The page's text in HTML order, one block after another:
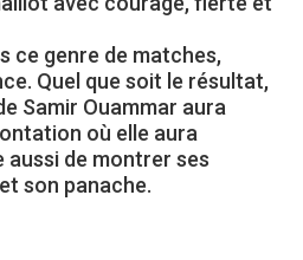
ce genre de matches,
Quel que soit le résultat,
Samir Ouammar aura
où elle aura
aussi de montrer ses
son panache.